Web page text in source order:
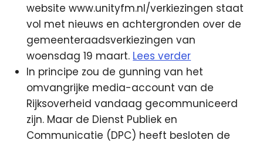
website www.unityfm.nl/verkiezingen staat
vol met nieuws en achtergronden over de
gemeenteraadsverkiezingen van
woensdag 19 maart. Lees verder
In principe zou de gunning van het
omvangrijke media-account van de
Rijksoverheid vandaag gecommuniceerd
zijn. Maar de Dienst Publiek en
Communicatie (DPC) heeft besloten de